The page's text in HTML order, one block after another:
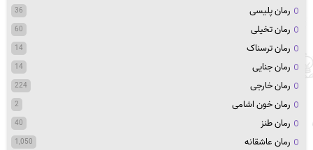
رمان پلیسی 36
رمان تخیلی 60
رمان ترسناک 14
رمان جنایی 14
رمان خارجی 224
رمان خون اشامی 2
رمان طنز 40
رمان عاشقانه 1,050